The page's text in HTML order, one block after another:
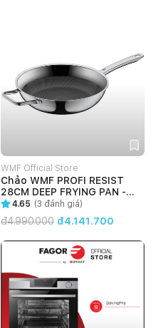
WMF Official Store
Chảo WMF PROFI RESIST
28CM DEEP FRYING PAN -
1756486411
4.65 (3 đánh giá)
đ4.990.000 đ4.141.700